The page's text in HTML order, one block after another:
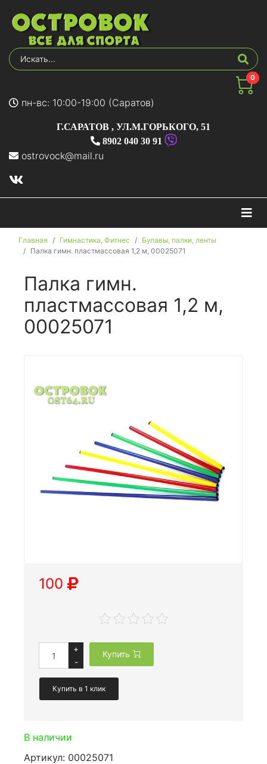
0
пн-вс: 10:00-19:00 (Саратов)
Г.САРАТОВ , УЛ.М.ГОРЬКОГО, 51
8902 040 30 91
ostrovock@mail.ru
Главная Гимнастика, Фитнес
Булавы, палки, ленты
Палка гимн. пластмассовая 1,2 м, 00025071
Палка гимн.
пластмассовая 1,2 м,
00025071
100
+
-
Купить
Купить в 1 клик
В наличии
Артикул: 00025071